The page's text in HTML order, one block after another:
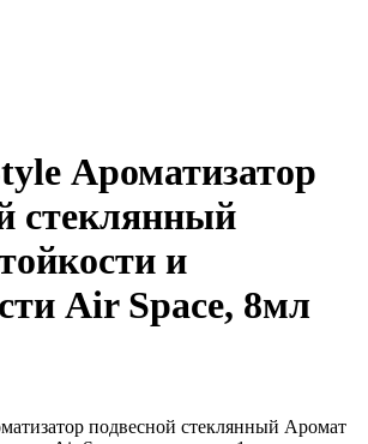
Ароматизатор
стеклянный
и
Air Space, 8мл